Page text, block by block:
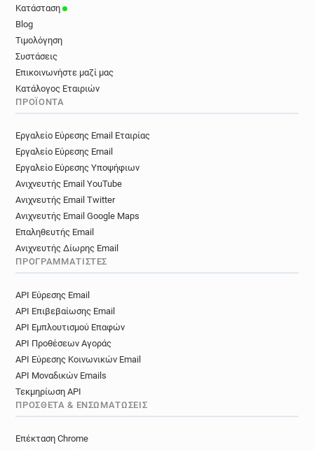
Κατάσταση
Blog
Τιμολόγηση
Συστάσεις
Επικοινωνήστε μαζί μας
Κατάλογος Εταιριών
ΠΡΟΪΌΝΤΑ
Εργαλείο Εύρεσης Email Εταιρίας
Εργαλείο Εύρεσης Email
Εργαλείο Εύρεσης Υποψήφιων
Ανιχνευτής Email YouTube
Ανιχνευτής Email Twitter
Ανιχνευτής Email Google Maps
Επαληθευτής Email
Ανιχνευτής Δίωρης Email
ΠΡΟΓΡΑΜΜΑΤΙΣΤΈΣ
API Εύρεσης Email
API Επιβεβαίωσης Email
API Εμπλουτισμού Επαφών
API Προθέσεων Αγοράς
API Εύρεσης Κοινωνικών Email
API Μοναδικών Emails
Τεκμηρίωση API
ΠΡΌΣΘΕΤΑ & ΕΝΣΩΜΑΤΏΣΕΙΣ
Επέκταση Chrome